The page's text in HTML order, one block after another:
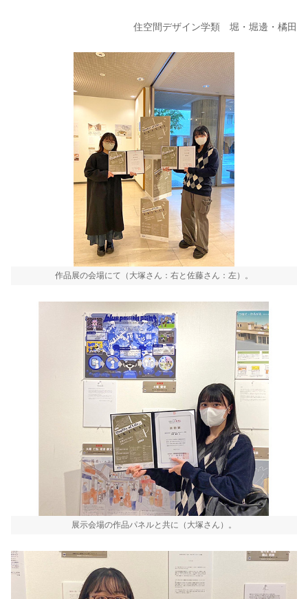
住空間デザイン学類 堀・堀邊・橘田
作品展の会場にて（大塚さん：右と佐藤さん：左）。
展示会場の作品パネルと共に（大塚さん）。